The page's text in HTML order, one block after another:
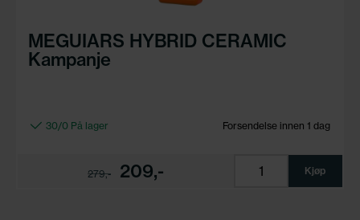
MEGUIARS HYBRID CERAMIC
Kampanje
30/0 På lager Forsendelse innen 1 dag
279,- 209,- Kjøp